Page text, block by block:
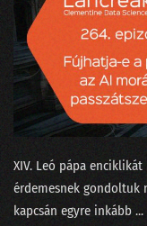
204 - A
203 - A
XIV. Leó pápa
érdemesnek gondoltuk
kapcsán egyre inkább ...